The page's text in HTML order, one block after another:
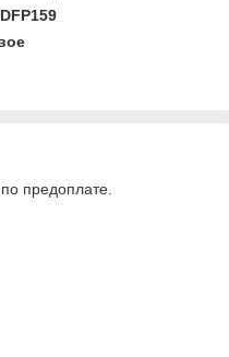
предоплате.